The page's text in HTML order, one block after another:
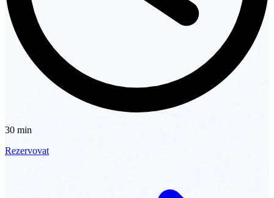
30 min
Rezervovat